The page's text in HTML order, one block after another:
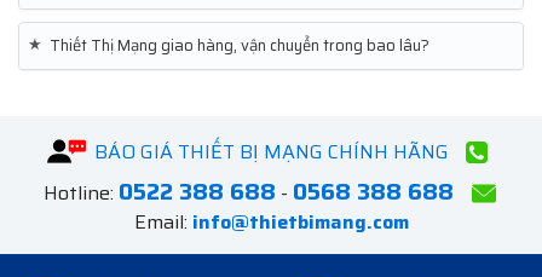
★ Thiết Thị Mạng giao hàng, vận chuyển trong bao lâu?
BÁO GIÁ THIẾT BỊ MẠNG CHÍNH HÃNG
Hotline: 0522 388 688 - 0568 388 688
Email: info@thietbimang.com